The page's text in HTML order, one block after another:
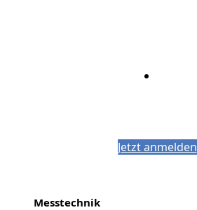
Jetzt anmelden
Messtechnik